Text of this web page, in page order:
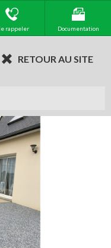
rappeler Documentation
RETOUR AU SITE